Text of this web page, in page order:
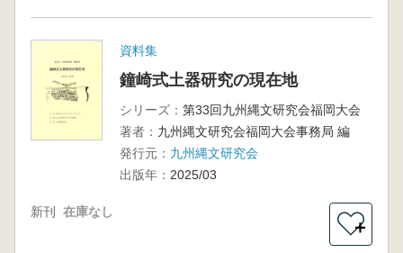
資料集
鐘崎式土器研究の現在地
シリーズ： 第33回九州縄文研究会福岡大会
著者： 九州縄文研究会福岡大会事務局 編
発行元： 九州縄文研究会
出版年： 2025/03
新刊 在庫なし
＋